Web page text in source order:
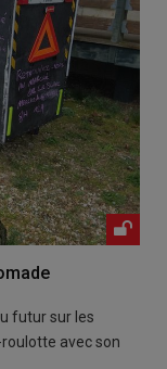
futur sur les
avec son